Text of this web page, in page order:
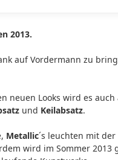
2013.
auf Vordermann zu
neuen Looks wird es
und Keilabsatz.
Metallic´s leuchten mit
wird im Sommer 2013